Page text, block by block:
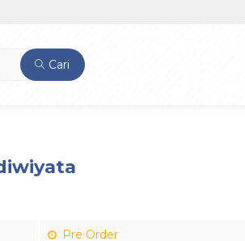
Cari
Pre Order